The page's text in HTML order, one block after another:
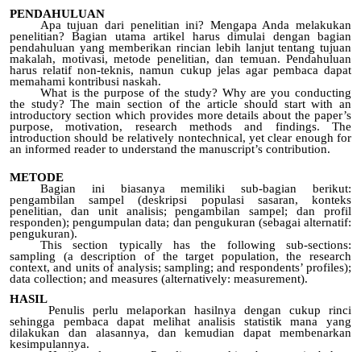
PENDAHULUAN
Apa tujuan dari penelitian ini? Mengapa Anda melakukan
penelitian? Bagian utama artikel harus dimulai dengan bagian
pendahuluan yang memberikan rincian lebih lanjut tentang tujuan
makalah, motivasi, metode penelitian, dan temuan. Pendahuluan
harus relatif non-teknis, namun cukup jelas agar pembaca dapat
memahami kontribusi naskah.
What is the purpose of the study? Why are you conducting
the study? The main section of the article should start with an
introductory section which provides more details about the paper’s
purpose, motivation, research methods and findings. The
introduction should be relatively nontechnical, yet clear enough for
an informed reader to understand the manuscript’s contribution.
METODE
Bagian ini biasanya memiliki sub-bagian berikut:
pengambilan sampel (deskripsi populasi sasaran, konteks
penelitian, dan unit analisis; pengambilan sampel; dan profil
responden); pengumpulan data; dan pengukuran (sebagai alternatif:
pengukuran).
This section typically has the following sub-sections:
sampling (a description of the target population, the research
context, and units of analysis; sampling; and respondents’ profiles);
data collection; and measures (alternatively: measurement).
HASIL
Penulis perlu melaporkan hasilnya dengan cukup rinci
sehingga pembaca dapat melihat analisis statistik mana yang
dilakukan dan alasannya, dan kemudian dapat membenarkan
kesimpulannya.